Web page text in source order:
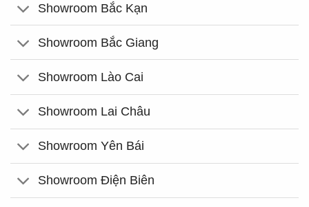
Showroom Bắc Kạn
Showroom Bắc Giang
Showroom Lào Cai
Showroom Lai Châu
Showroom Yên Bái
Showroom Điện Biên